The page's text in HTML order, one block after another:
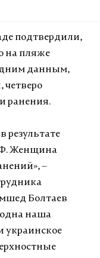
подтвердили,
на пляже
данным,
ранения.
результате
Женщина
–
Болтаев
одна наша
украинское